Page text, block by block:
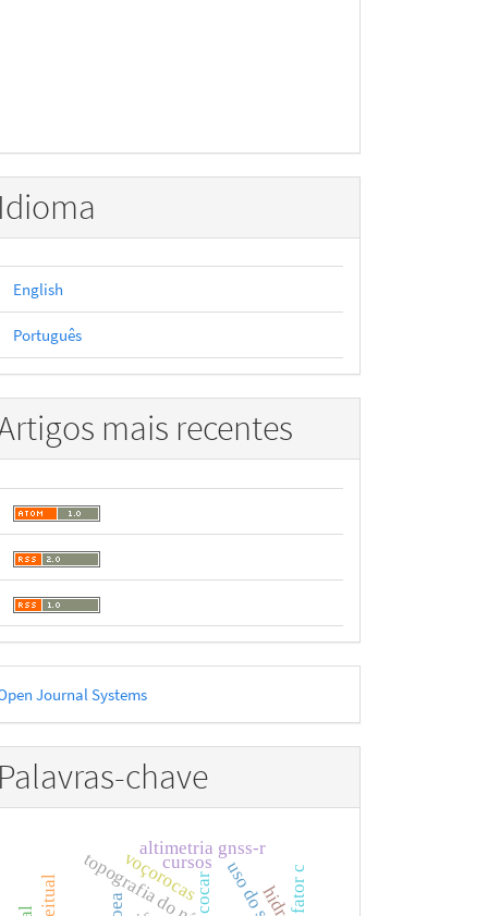
Idioma
English
Português
mais recentes
Journal Systems
Palavras-chave
voçorocas
altimetria gnss-r
cocar fator c
oea
cursos